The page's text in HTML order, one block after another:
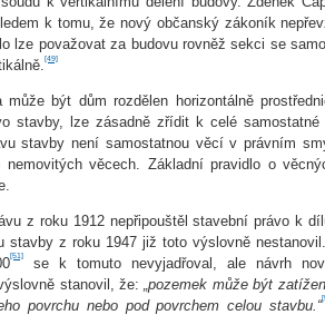
k tomu, že nový občanský zákoník
lze považovat za budovu rovněž sekci se
[49]
může být dům rozdělen horizontálně
stavby, lze zásadně zřídit k celé
stavby není samostatnou věcí v právním
nemovitých věcech. Základní pravidlo o
z roku 1912 nepřipouštěl stavební právo k
stavby z roku 1947 již toto výslovně
[51]
se k tomuto nevyjadřoval, ale návrh
stanovil, že: „pozemek může být
povrchu nebo pod povrchem celou stavbu.“